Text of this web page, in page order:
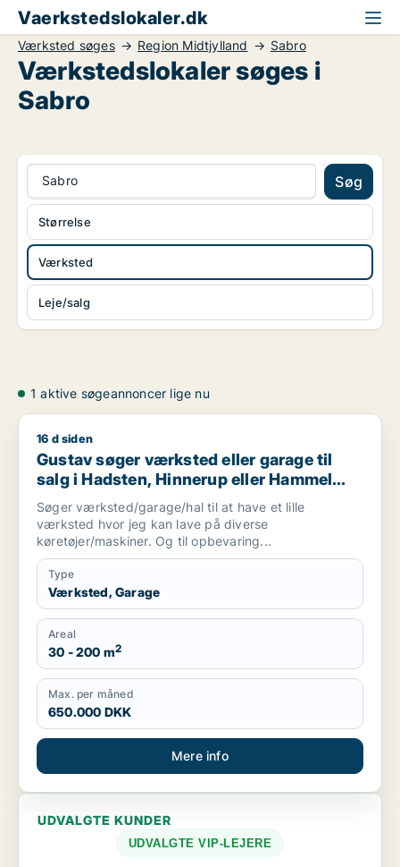
Vaerkstedslokaler.dk
Værksted søges Region Midtjylland Sabro
Værkstedslokaler søges i
Sabro
Sabro Søg
Værksted
Leje/salg
Størrelse
1 aktive søgeannoncer lige nu
Gustav søger værksted eller garage til salg i Hadsten,
16 d siden
Gustav søger værksted eller garage til
salg i Hadsten, Hinnerup eller Hammel
m.fl.
Søger værksted/garage/hal til at have et lille
værksted hvor jeg kan lave på diverse
køretøjer/maskiner. Og til opbevaring...
Type
Værksted, Garage
Areal
30 - 200 m2
Max. per måned
650.000 DKK
Mere info
UDVALGTE KUNDER
UDVALGTE VIP-LEJERE